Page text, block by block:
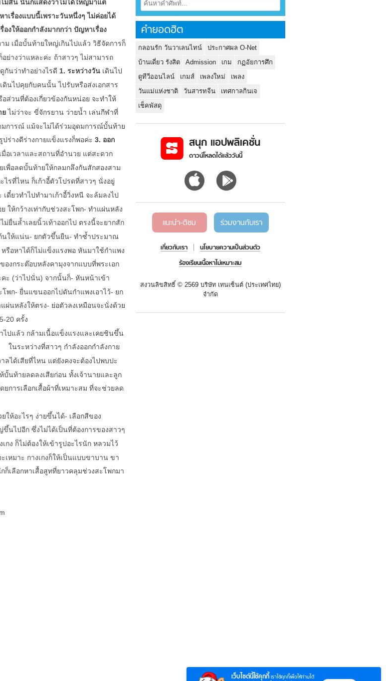
เว็บไซต์นี้ใช้คุกกี้ เราใช้คุกกี้เพื่อให้ท่านได้
ม่สิ้น นั่นก็แสดงว่าไม่ได้ใหญ่มาแต่
เรื่องแบบนี้เพราะวันหนึ่งๆ ไม่ค่อยได้
งให้ออกกำลังมากกว่า ปัญหาเรื่อง
าม เมื่อบั้นท้ายใหญ่เกินไปแล้ว วิธีจัดการก็
ย่างว่าแหละค่ะ ถ้าสาวๆ ไม่สามารถ
กันว่าทำอย่างไรดี 1. ระหว่างวัน เดินไป
ดินไปคุยกับคนนั้น ไปรับหรือส่งเอกสาร
ส่วนที่ต้องเกี่ยวข้องกันหน่อย จะทำให้
ยไม่ว่าจะ ขี่จักรยาน ว่ายน้ำ เล่นกีฬาที่
การณ์ แม้จะไม่ได้ร่วมอุดมการณ์บั้นท้าย
ร่างดีร่างกายแข็งแรงก็พอค่ะ 3. ออก
มื่อเวลาและสถานที่อำนวย แต่สะดวก
พื่อลดบั้นท้ายให้กลมกลึงกันสักสองสาม
รที่ไหน ก็เก้าอี้ตัวโปรดที่สาวๆ นั่งอยู่
ดี๋ยวทำไปทำมาเก้าอี้วิ่งหนี จะล้มลงไป
ให้กว้างเท่ากับช่วงสะโพก- ทำแผ่นหลัง
ม่ยื่นล้ำเลยนิ้วเท้าออกไป ตรงนี้จะยากสัก
นให้แน่น- ยกตัวขึ้นยืน- ทำซ้ำประมาณ
รือหาได้ก็ไม่แข็งแรงพอ หันมาใช้กำแพง
งกระต๊อบหลังคามุงจากแบบที่พระเอก
คะ (ว่าไปนั่น) จากนั้นก็- หันหน้าเข้า
โพก- ยื่นแขนออกไปดันกำแพงเอาไว้- ยก
ผ่นหลังให้ตรง- ย่อตัวลงเหมือนจะนั่งด้วย
20 ครั้ง
ไปแล้ว กล้ามเนื้อแข็งแรงและเคยชินขึ้น
ระหว่างที่สาวๆ กำลังออกกำลังกาย
ลได้เสียที่ไหน แต่ยังคงจะต้องไปพบปะ
นท้ายลดลงเสียก่อน ทั้งเจ้านายและลูก
การเลือกเสื้อผ้าที่เหมาะสม ที่จะช่วยลด
ให้อะไรๆ ง่ายขึ้นได้- เลือกสีของ
ขึ้นไปอีก ซึ่งไม่ได้เป็นที่ต้องการของสาวๆ
กง ก็ไม่ต้องให้เข้ารูปอะไรนัก หลวมไว้
หมาะ กางเกงก็ให้เป็นแบบขาบาน ขา
ก็เลือกหาเสื้อสูทที่ยาวคลุมช่วงสะโพกมา
คำยอดฮิต
กลอนรัก วันวาเลนไทน์
ประกาศผล O-Net
บ้านเดี่ยว รังสิต
Admission เกม
กฏอัยการศึก
ดูทีวีออนไลน์
เกมส์ เพลงใหม่
เพลง
วันแม่แห่งชาติ
วันสารทจีน
เทศกาลกินเจ
เช็คพัสดุ
สนุก แอปพลิเคชั่น
ดาวน์โหลดได้แล้ววันนี้
แนะนำ-ติชม ร่วมงานกับเรา
เกี่ยวกับเรา
นโยบายความเป็นส่วนตัว
ร้องเรียนเนื้อหาไม่เหมาะสม
สงวนลิขสิทธิ์ © 2569 บริษัท เทนเซ็นต์ (ประเทศไทย)
จำกัด